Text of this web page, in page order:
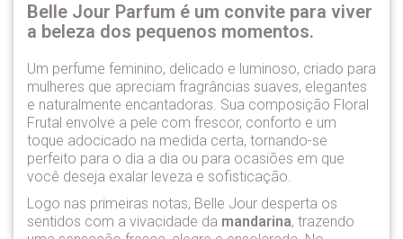
Belle Jour Parfum é um convite para viver
a beleza dos pequenos momentos.
Um perfume feminino, delicado e luminoso, criado para
mulheres que apreciam fragrâncias suaves, elegantes
e naturalmente encantadoras. Sua composição Floral
Frutal envolve a pele com frescor, conforto e um
toque adocicado na medida certa, tornando-se
perfeito para o dia a dia ou para ocasiões em que
você deseja exalar leveza e sofisticação.
Logo nas primeiras notas, Belle Jour desperta os
sentidos com a vivacidade da mandarina, trazendo